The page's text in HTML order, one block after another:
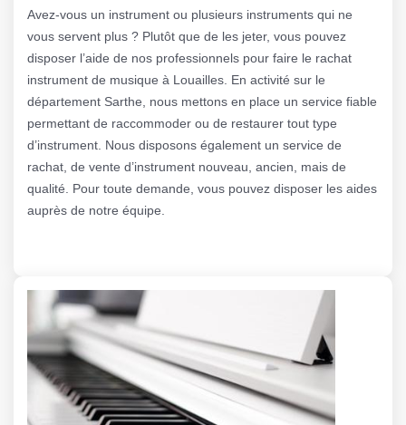
Avez-vous un instrument ou plusieurs instruments qui ne
vous servent plus ? Plutôt que de les jeter, vous pouvez
disposer l’aide de nos professionnels pour faire le rachat
instrument de musique à Louailles. En activité sur le
département Sarthe, nous mettons en place un service fiable
permettant de raccommoder ou de restaurer tout type
d’instrument. Nous disposons également un service de
rachat, de vente d’instrument nouveau, ancien, mais de
qualité. Pour toute demande, vous pouvez disposer les aides
auprès de notre équipe.